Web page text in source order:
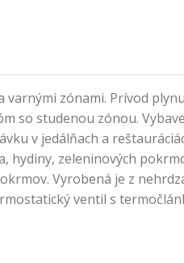
varnými zónami. Prívod
so studenou zónou.
v jedálňach a
hydiny, zeleninových
Vyrobená je z
ventil s